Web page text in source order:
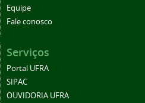
Equipe
Fale conosco
Serviços
Portal UFRA
SIPAC
OUVIDORIA UFRA